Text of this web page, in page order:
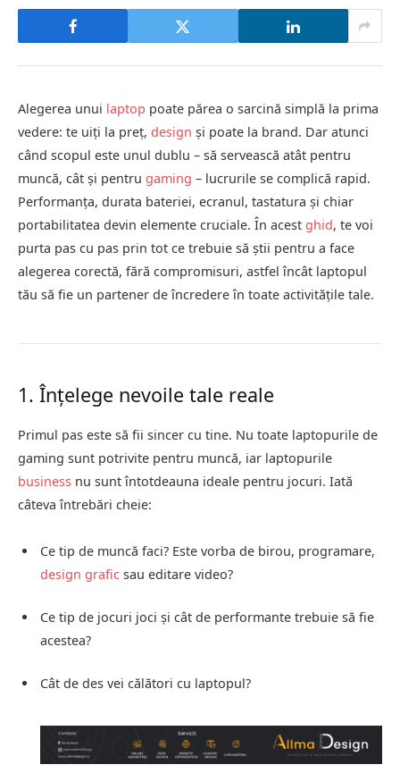
Alegerea unui laptop poate părea o sarcină simplă la prima
vedere: te uiți la preț, design și poate la brand. Dar atunci
când scopul este unul dublu – să servească atât pentru
muncă, cât și pentru gaming – lucrurile se complică rapid.
Performanța, durata bateriei, ecranul, tastatura și chiar
portabilitatea devin elemente cruciale. În acest ghid, te voi
purta pas cu pas prin tot ce trebuie să știi pentru a face
alegerea corectă, fără compromisuri, astfel încât laptopul
tău să fie un partener de încredere în toate activitățile tale.
1. Înțelege nevoile tale reale
Primul pas este să fii sincer cu tine. Nu toate laptopurile de
gaming sunt potrivite pentru muncă, iar laptopurile
business nu sunt întotdeauna ideale pentru jocuri. Iată
câteva întrebări cheie:
Ce tip de muncă faci? Este vorba de birou, programare,
design grafic sau editare video?
Ce tip de jocuri joci și cât de performante trebuie să fie
acestea?
Cât de des vei călători cu laptopul?